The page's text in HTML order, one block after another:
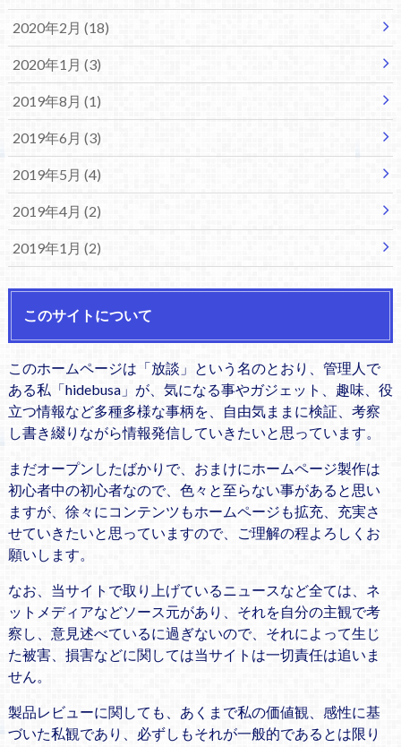
2020年2月 (18)
2020年1月 (3)
2019年8月 (1)
2019年6月 (3)
2019年5月 (4)
2019年4月 (2)
2019年1月 (2)
このサイトについて
このホームページは「放談」という名のとおり、管理人で
ある私「hidebusa」が、気になる事やガジェット、趣味、役
立つ情報など多種多様な事柄を、自由気ままに検証、考察
し書き綴りながら情報発信していきたいと思っています。
まだオープンしたばかりで、おまけにホームページ製作は
初心者中の初心者なので、色々と至らない事があると思い
ますが、徐々にコンテンツもホームページも拡充、充実さ
せていきたいと思っていますので、ご理解の程よろしくお
願いします。
なお、当サイトで取り上げているニュースなど全ては、ネ
ットメディアなどソース元があり、それを自分の主観で考
察し、意見述べているに過ぎないので、それによって生じ
た被害、損害などに関しては当サイトは一切責任は追いま
せん。
製品レビューに関しても、あくまで私の価値観、感性に基
づいた私観であり、必ずしもそれが一般的であるとは限り